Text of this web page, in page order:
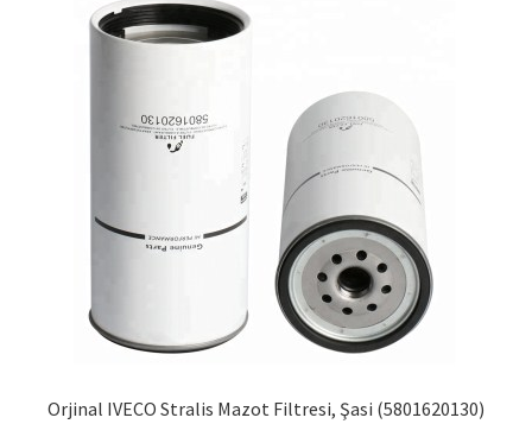
Orjinal IVECO Stralis Mazot Filtresi, Şasi (5801620130)